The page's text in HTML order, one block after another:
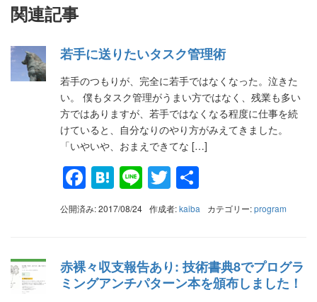
関連記事
若手に送りたいタスク管理術
若手のつもりが、完全に若手ではなくなった。泣きた
い。 僕もタスク管理がうまい方ではなく、残業も多い
方ではありますが、若手ではなくなる程度に仕事を続
けていると、自分なりのやり方がみえてきました。
「いやいや、おまえできてな […]
Facebook
Hatena
LineTwitter
有
公開済み: 2017/08/24 作成者:kaiba カテゴリー:program
赤裸々収支報告あり: 技術書典8でプログラ
ミングアンチパターン本を頒布しました！